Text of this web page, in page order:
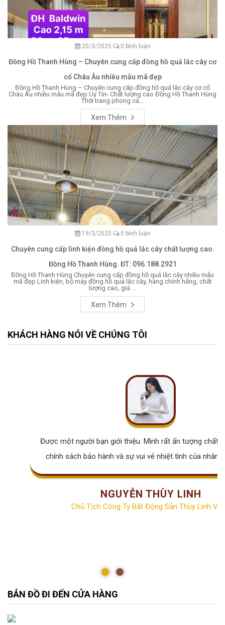
20/3/2025 0 bình luận
Đồng Hồ Thanh Hùng – Chuyên cung cấp đồng hồ quả lắc cây cơ
cổ Châu Âu nhiều mẫu mã đẹp
Đồng Hồ Thanh Hùng – Chuyên cung cấp đồng hồ quả lắc cây cơ cổ
Châu Âu nhiều mẫu mã đẹp Uy Tín- Chất lượng cao Đồng Hồ Thanh Hùng
Thời trang phong cá...
Xem Thêm
19/3/2025 0 bình luận
Chuyên cung cấp linh kiện đồng hồ quả lắc cây chất lượng cao.
Đồng Hồ Thanh Hùng. ĐT: 096.188.2921
Đồng Hồ Thanh Hùng Chuyên cung cấp đồng hồ quả lắc cây nhiều mẫu
mã đẹp Linh kiện, bộ máy đồng hồ quả lắc cây, hàng chính hãng, chất
lượng cao, giá ...
Xem Thêm
KHÁCH HÀNG NÓI VỀ CHÚNG TÔI
Được một người bạn giới thiệu. Mình rất ấn tượng chất
chính sách bảo hành và sự vui vẻ nhiệt tình của nhân
NGUYỄN THÙY LINH
Chủ Tịch Công Ty Bất Động Sản Thùy Linh
BẢN ĐỒ ĐI ĐẾN CỬA HÀNG